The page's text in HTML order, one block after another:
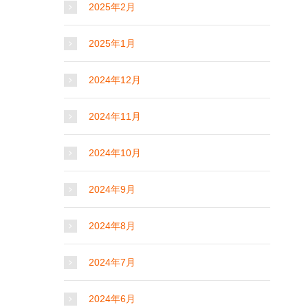
2025年2月
2025年1月
2024年12月
2024年11月
2024年10月
2024年9月
2024年8月
2024年7月
2024年6月